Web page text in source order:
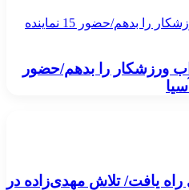
سلیمی: نیازی نمی‌بینم جواب ورزشکار را بدهم/حضور 15 نماینده
ورزشکار را بدهم/حضور
یافت/ تلاش مهدی‌زاده در